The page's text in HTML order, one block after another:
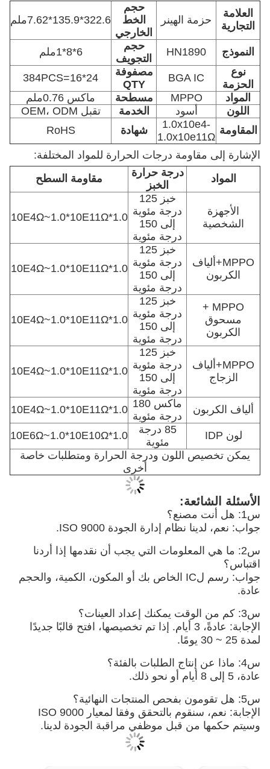
العلامة
التجارية
حزمة الهينر
حجم
الخط
الخارجي
322.6*135.9*7.62ملم
النموذج HN1890
حجم
التجويف
6*8*1ملم
نوع
الحزمة
BGA IC
مصفوفة
QTY
24*16=384PCS
المواد
MPPO مسطحة
ماكس 0.76ملم
اللون
أسود الخدمة
تقبل OEM، ODM
المقاومة
1.0x10e4-
1.0x10e11Ω
شهادة RoHS
الإشارة إلى مقاومة درجات الحرارة للمواد المختلفة:
المواد
درجة حرارة
الخبز
مقاومة السطح
الأجهزة
الشخصية
خبز 125
درجة مئوية
إلى 150
درجة مئوية
1.0*10E4Ω~1.0*10E11Ω
MPPO+ألياف
الكربون
خبز 125
درجة مئوية
إلى 150
درجة مئوية
1.0*10E4Ω~1.0*10E11Ω
MPPO +
مسحوق
الكربون
خبز 125
درجة مئوية
إلى 150
درجة مئوية
1.0*10E4Ω~1.0*10E11Ω
MPPO+ألياف
الزجاج
خبز 125
درجة مئوية
إلى 150
درجة مئوية
1.0*10E4Ω~1.0*10E11Ω
ألياف الكربون
ماكس 180
درجة مئوية
1.0*10E4Ω~1.0*10E11Ω
لون IDP
85 درجة
مئوية
1.0*10E6Ω~1.0*10E10Ω
يمكن تخصيص اللون ودرجة الحرارة ومتطلبات خاصة
أخرى
الأسئلة الشائعة:
س1: هل أنت مصنع؟
جواب: نعم، لدينا نظام إدارة الجودة ISO 9000.
س2: ما هي المعلومات التي يجب أن نقدمها إذا أردنا
اقتباس؟
جواب: رسم لIC الخاص بك أو المكون، الكمية، والحجم
عادة.
س3: كم من الوقت يمكنك إعداد العينات؟
الإجابة: عادةً، 3 أيام. إذا تم تخصيصها، افتح قالبًا جديدًا
لمدة 25 ~ 30 يومًا.
س4: ماذا عن إنتاج الطلبات بالفئة؟
عادة، 5 إلى 8 أيام أو نحو ذلك.
س5: هل تقومون بفحص المنتجات النهائية؟
الإجابة: نعم، سنقوم بالتحقق وفقا لمعيار ISO 9000
وسيتم حكمها من قبل موظفي مراقبة الجودة لدينا.